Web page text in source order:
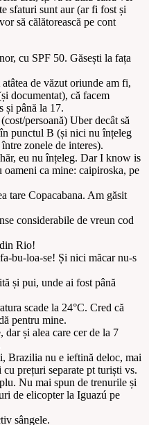
sfaturi sunt aur (ar fi fost și
să călătorească pe cont
cu SPF 50. Găsești la fața
de văzut oriunde am fi,
documentat), că facem
și până la 17.
persoană) Uber decât să
punctul B (și nici nu înțeleg
zonele de interes).
eu nu înțeleg. Dar I know is
ca mine: caipiroska, pe
tare Copacabana. Am găsit
considerabile de vreun cod
Rio!
bu-loa-se! Și nici măcar nu-s
și pui, unde ai fost până
scade la 24°C. Cred că
pentru mine.
și alea care cer de la 7
Brazilia nu e ieftină deloc, mai
prețuri separate pt turiști vs.
Nu mai spun de trenurile și
de elicopter la Iguazú pe
sângele.